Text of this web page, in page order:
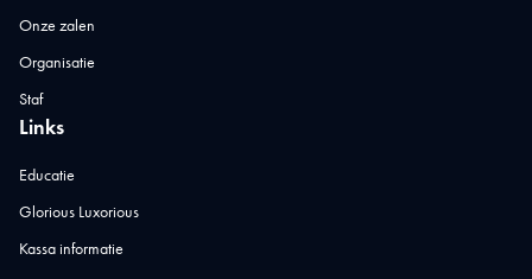
Onze zalen
Organisatie
Staf
Links
Educatie
Glorious Luxorious
Kassa informatie